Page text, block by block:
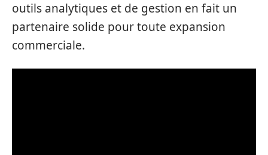
outils analytiques et de gestion en fait un
partenaire solide pour toute expansion
commerciale.